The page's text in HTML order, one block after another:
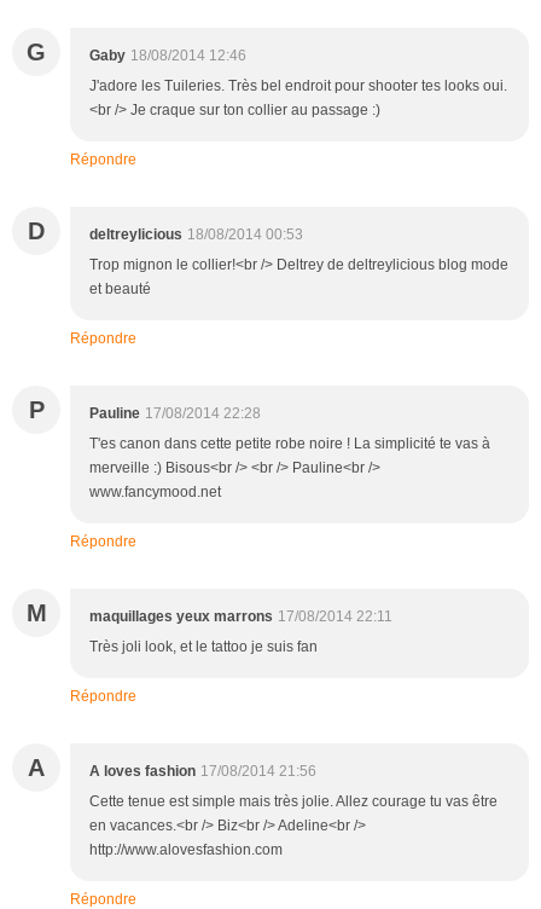
G Gaby 18/08/2014 12:46
J'adore les Tuileries. Très bel endroit pour shooter tes looks oui.
<br /> Je craque sur ton collier au passage :)
Répondre
D deltreylicious 18/08/2014 00:53
Trop mignon le collier!<br /> Deltrey de deltreylicious blog mode
et beauté
Répondre
P Pauline 17/08/2014 22:28
T'es canon dans cette petite robe noire ! La simplicité te vas à
merveille :) Bisous<br /> <br /> Pauline<br />
www.fancymood.net
Répondre
M maquillages yeux marrons 17/08/2014 22:11
Très joli look, et le tattoo je suis fan
Répondre
A A loves fashion 17/08/2014 21:56
Cette tenue est simple mais très jolie. Allez courage tu vas être
en vacances.<br /> Biz<br /> Adeline<br />
http://www.alovesfashion.com
Répondre